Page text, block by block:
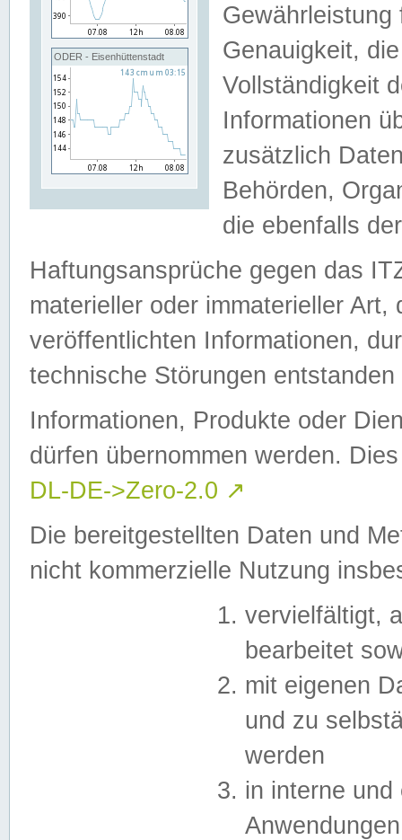
ODER - Eisenhüttenstadt
Genauigkeit,
Vollständigkeit
Informationen
zusätzlich
Behörden,
die ebenfalls
Haftungsansprüche gegen das
materieller oder immaterieller
veröffentlichten Informationen,
technische Störungen
Informationen, Produkte oder
dürfen übernommen werden.
DL-DE->Zero-2.0 ↗
Die bereitgestellten Daten und
nicht kommerzielle Nutzung
vervielfältigt,
bearbeitet
mit eigenen
und zu
werden
in interne